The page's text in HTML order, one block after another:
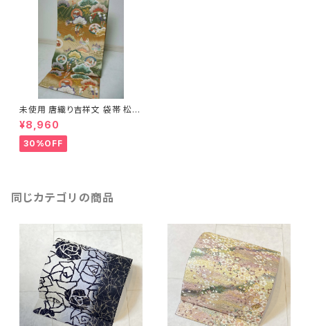
未使用 唐織り吉祥文 袋帯 松
蝶 丸文 金銀糸 振袖 108
¥8,960
30%OFF
同じカテゴリの商品